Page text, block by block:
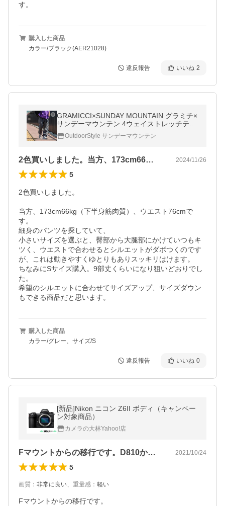
す。
購入した商品
カラー/ブラック(AER21028)
違反報告 いいね 2
GRAMICCI×SUNDAY MOUNTAIN グラミチ×
サンデーマウンテン 4ウェイストレッチテー
パードパンツ
OutdoorStyle サンデーマウンテン
2色買いしました。当方、173cm66… 2024/11/26
5
2色買いしました。
当方、173cm66kg（下半身筋肉質）、ウエスト76cmで
す。
細身のパンツを探していて、
小さいサイズを選ぶと、臀部から大腿部にかけていつもキ
ツく、ウエストで合わせるとシルエットがダボつくのです
が、これは動きやすくゆとりもありスッキリはけます。
ちなみにSサイズ購入。9部丈くらいになり狙いどおりでし
た。
希望のシルエットに合わせてサイズアップ、サイズダウン
購入した商品
カラー/グレー、サイズ/S
違反報告 いいね 0
[新品]Nikon ニコン Z6II ボディ（キャンペー
ン対象商品）
カメラの大林Yahoo!店
Fマウントからの移行です。D810から… 2021/10/24
5
画質 ： 非常に良い、 重量感 ： 軽い
Fマウントからの移行です。